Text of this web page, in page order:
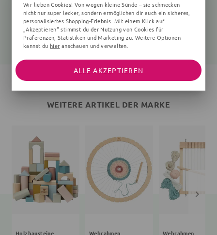
Holzbausteine
60 Teile, 32x32x32 cm, 5+ Monate, bunt
24,67 € 32,90 €
Webrahmen
7 Teile, 30 cm Durchmesser, 3+ Jahre, braun
17,25 € 18,90 €
Webrahmen
17,25 €
WEITERE ARTIKEL DER MARKE
Holzbausteine
Webrahmen
Webrahmen
Wir lieben Cookies! Von wegen kleine Sünde – sie schmecken
nicht nur super lecker, sondern ermöglichen dir auch ein sicheres,
personalisiertes Shopping-Erlebnis. Mit einem Klick auf
„Akzeptieren“ stimmst du der Nutzung von Cookies für
Präferenzen, Statistiken und Marketing zu. Weitere Optionen
kannst du hier anschauen und verwalten.
ALLE AKZEPTIEREN